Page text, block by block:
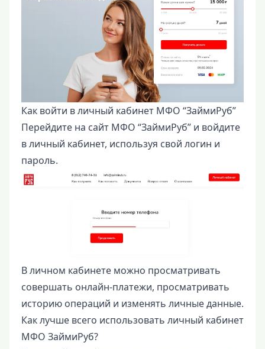
Как войти в личный кабинет МФО “ЗаймиРуб”
Перейдите на сайт МФО “ЗаймиРуб” и войдите
в личный кабинет, используя свой логин и
пароль.
В личном кабинете можно просматривать
совершать онлайн-платежи, просматривать
историю операций и изменять личные данные.
Как лучше всего использовать личный кабинет
МФО ЗаймиРуб?